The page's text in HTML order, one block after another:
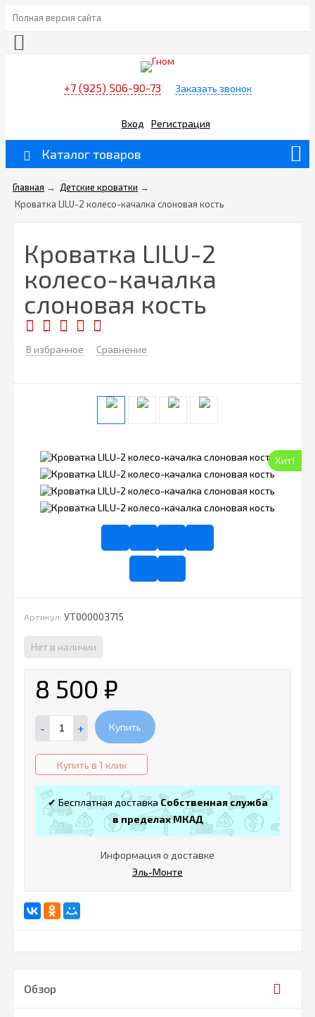
Полная версия сайта
+7 (925) 506-90-73 Заказать звонок
Вход Регистрация
Каталог товаров
Главная → Детские кроватки →
Кроватка LILU-2 колесо-качалка слоновая кость
Кроватка LILU-2
колесо-качалка
слоновая кость
В избранное Сравнение
Хит!
Артикул: УТ000003715
Нет в наличии
8 500 ₽
- + Купить
Купить в 1 клик
✔ Бесплатная доставкаСобственная служба
в пределах МКАД
Информация о доставке
Эль-Монте
Обзор